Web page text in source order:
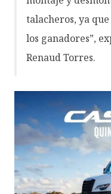
talacheros, ya
los ganadores”,
Renaud Torres.